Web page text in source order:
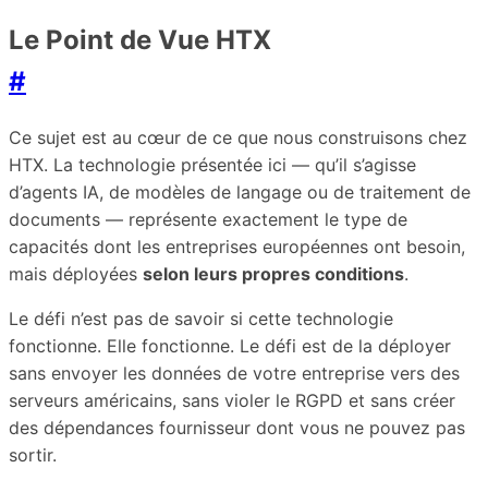
Le Point de Vue HTX
#
Ce sujet est au cœur de ce que nous construisons chez
HTX. La technologie présentée ici — qu’il s’agisse
d’agents IA, de modèles de langage ou de traitement de
documents — représente exactement le type de
capacités dont les entreprises européennes ont besoin,
mais déployées selon leurs propres conditions.
Le défi n’est pas de savoir si cette technologie
fonctionne. Elle fonctionne. Le défi est de la déployer
sans envoyer les données de votre entreprise vers des
serveurs américains, sans violer le RGPD et sans créer
des dépendances fournisseur dont vous ne pouvez pas
sortir.